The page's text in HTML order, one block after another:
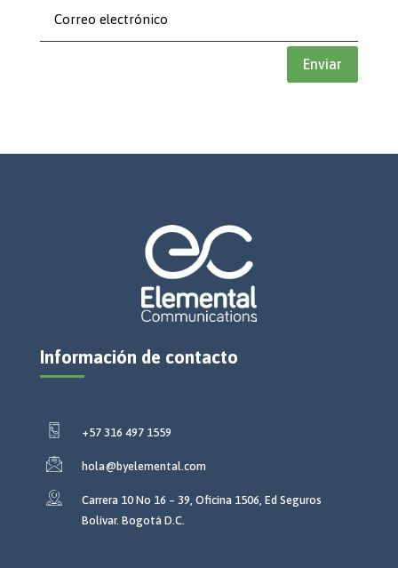
Enviar
Información de contacto
+57 316 497 1559
hola@byelemental.com
Carrera 10 No 16 – 39, Oficina 1506, Ed Seguros
Bolívar. Bogotá D.C.